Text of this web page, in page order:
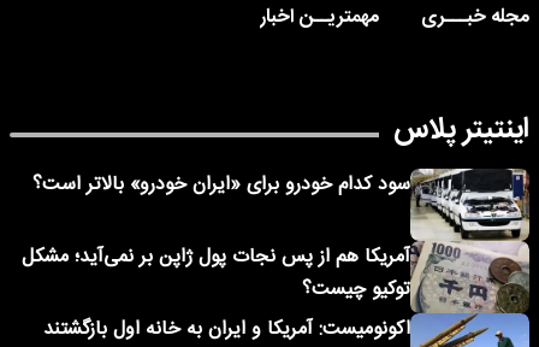
مجله خبـــری
مهمتریــن اخبار
اینتیتر پلاس
سود کدام خودرو برای «ایران خودرو» بالاتر است؟
آمریکا هم از پس نجات پول ژاپن بر نمی‌آید؛ مشکل
توکیو چیست؟
اکونومیست: آمریکا و ایران به خانه اول بازگشتند